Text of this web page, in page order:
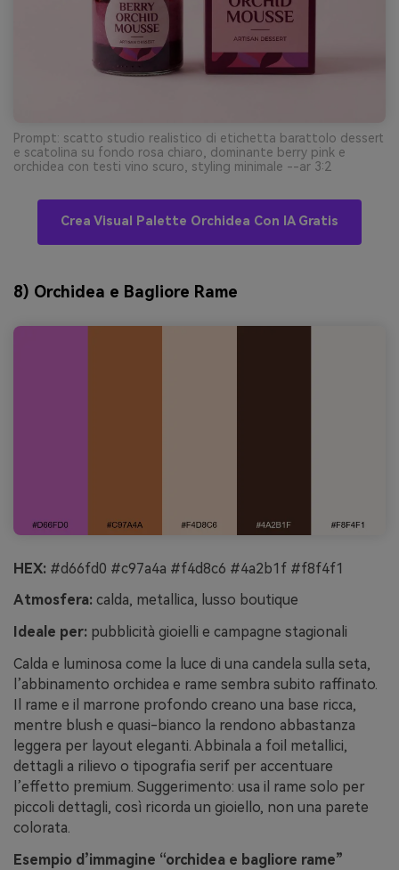
Prompt: scatto studio realistico di etichetta barattolo dessert
e scatolina su fondo rosa chiaro, dominante berry pink e
orchidea con testi vino scuro, styling minimale --ar 3:2
Crea Visual Palette Orchidea Con IA Gratis
8) Orchidea e Bagliore Rame
HEX: #d66fd0 #c97a4a #f4d8c6 #4a2b1f #f8f4f1
Atmosfera: calda, metallica, lusso boutique
Ideale per: pubblicità gioielli e campagne stagionali
Calda e luminosa come la luce di una candela sulla seta,
l’abbinamento orchidea e rame sembra subito raffinato.
Il rame e il marrone profondo creano una base ricca,
mentre blush e quasi-bianco la rendono abbastanza
leggera per layout eleganti. Abbinala a foil metallici,
dettagli a rilievo o tipografia serif per accentuare
l’effetto premium. Suggerimento: usa il rame solo per
piccoli dettagli, così ricorda un gioiello, non una parete
colorata.
Esempio d’immagine “orchidea e bagliore rame”